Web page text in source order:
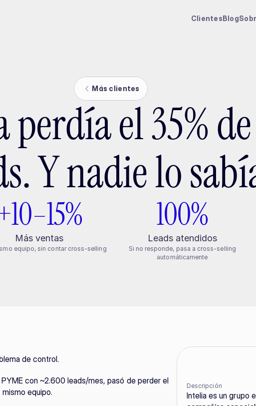
ClientesBlog
Más clientes
el 35%
Y nadie lo
Más ventas
equipo, sin contar cross-selling
100%
Leads atendidos
Si no responde, pasa a cross-selling
automáticamente
de control.
con ~2.600 leads/mes, pasó de perder el
equipo.
Descripción
Intelia es un grupo